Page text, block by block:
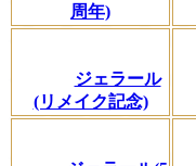
周年)
ジェラール
(リメイク記念)